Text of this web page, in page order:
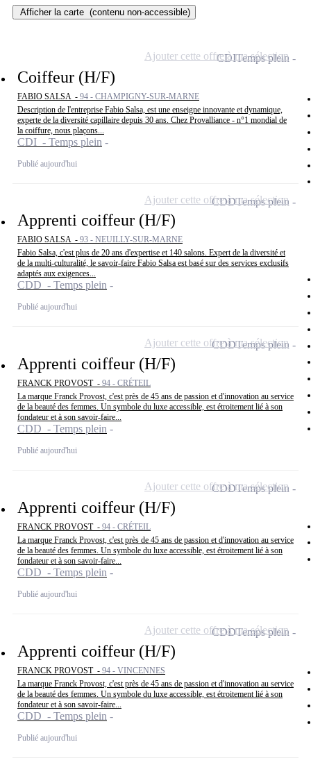
Afficher la carte (contenu non-accessible)
Coiffeur (H/F)
FABIO SALSA - 94 - CHAMPIGNY-SUR-MARNE
Description de l'entreprise Fabio Salsa, est une enseigne innovante et dynamique,
experte de la diversité capillaire depuis 30 ans. Chez Provalliance - n°1 mondial de
la coiffure, nous plaçons...
CDI - Temps plein
Publié aujourd'hui
CDITemps plein
Ajouter cette offre à ma sélection
Apprenti coiffeur (H/F)
FABIO SALSA - 93 - NEUILLY-SUR-MARNE
Fabio Salsa, c'est plus de 20 ans d'expertise et 140 salons. Expert de la diversité et
de la multi-culturalité, le savoir-faire Fabio Salsa est basé sur des services exclusifs
adaptés aux exigences...
CDD - Temps plein
Publié aujourd'hui
CDDTemps plein
Ajouter cette offre à ma sélection
Apprenti coiffeur (H/F)
FRANCK PROVOST - 94 - CRÉTEIL
La marque Franck Provost, c'est près de 45 ans de passion et d'innovation au service
de la beauté des femmes. Un symbole du luxe accessible, est étroitement lié à son
fondateur et à son savoir-faire...
CDD - Temps plein
Publié aujourd'hui
CDDTemps plein
Ajouter cette offre à ma sélection
Apprenti coiffeur (H/F)
FRANCK PROVOST - 94 - CRÉTEIL
La marque Franck Provost, c'est près de 45 ans de passion et d'innovation au service
de la beauté des femmes. Un symbole du luxe accessible, est étroitement lié à son
fondateur et à son savoir-faire...
CDD - Temps plein
Publié aujourd'hui
CDDTemps plein
Ajouter cette offre à ma sélection
Apprenti coiffeur (H/F)
FRANCK PROVOST - 94 - VINCENNES
La marque Franck Provost, c'est près de 45 ans de passion et d'innovation au service
de la beauté des femmes. Un symbole du luxe accessible, est étroitement lié à son
fondateur et à son savoir-faire...
CDD - Temps plein
Publié aujourd'hui
CDDTemps plein
Ajouter cette offre à ma sélection